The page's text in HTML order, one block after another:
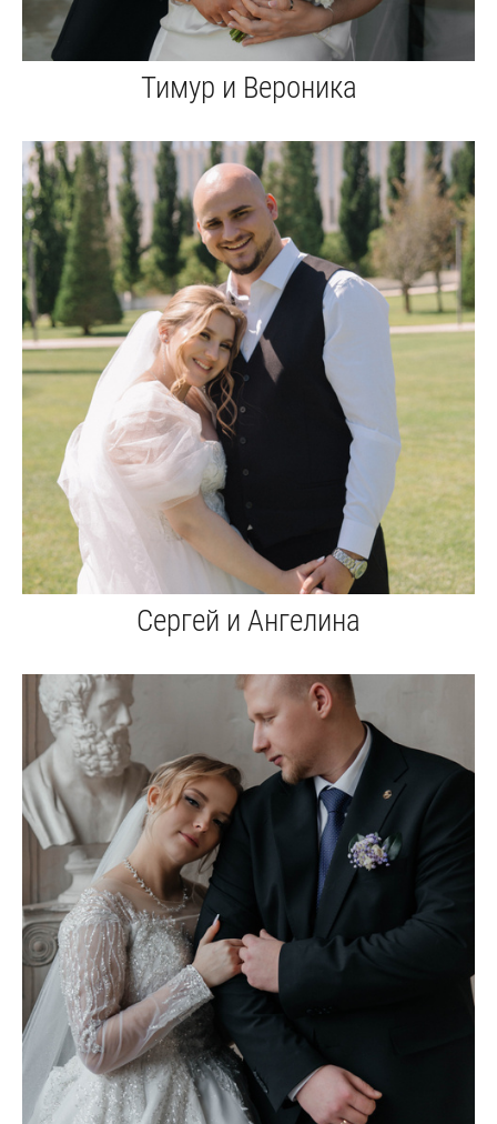
Тимур и Вероника
Сергей и Ангелина